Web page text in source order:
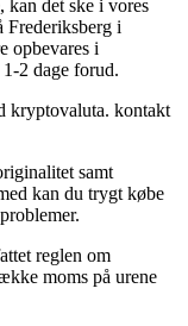
kan det ske i vores
Frederiksberg i
opbevares i
2 dage forud.
kryptovaluta. kontakt
samt
kan du trygt købe
reglen om
moms på urene